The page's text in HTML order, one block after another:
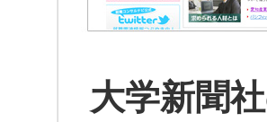
大学新聞